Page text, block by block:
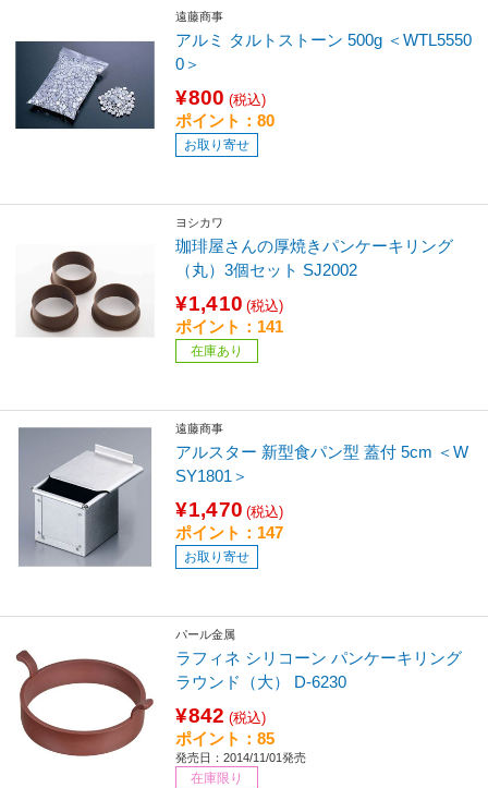
遠藤商事
アルミ タルトストーン 500g ＜WTL5550
0＞
¥800 (税込)
ポイント：80
お取り寄せ
ヨシカワ
珈琲屋さんの厚焼きパンケーキリング
（丸）3個セット SJ2002
¥1,410 (税込)
ポイント：141
在庫あり
遠藤商事
アルスター 新型食パン型 蓋付 5cm ＜W
SY1801＞
¥1,470 (税込)
ポイント：147
お取り寄せ
パール金属
ラフィネ シリコーン パンケーキリング
ラウンド（大） D-6230
¥842 (税込)
ポイント：85
発売日：2014/11/01発売
在庫限り